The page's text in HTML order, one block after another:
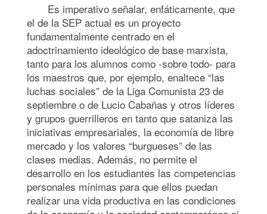
Es imperativo señalar, enfáticamente, que
el de la SEP actual es un proyecto
fundamentalmente centrado en el
adoctrinamiento ideológico de base marxista,
tanto para los alumnos como -sobre todo- para
los maestros que, por ejemplo, enaltece “las
luchas sociales” de la Liga Comunista 23 de
septiembre o de Lucio Cabañas y otros líderes
y grupos guerrilleros en tanto que sataniza las
iniciativas empresariales, la economía de libre
mercado y los valores “burgueses” de las
clases medias. Además, no permite el
desarrollo en los estudiantes las competencias
personales mínimas para que ellos puedan
realizar una vida productiva en las condiciones